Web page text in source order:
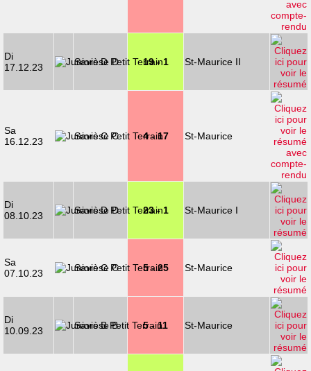
Di
17.12.23
Savièse D 19 - 1 St-Maurice II
Sa
16.12.23
Savièse C 4 - 17 St-Maurice
Di
08.10.23
Savièse D 23 - 1 St-Maurice I
Sa
07.10.23
Savièse C 5 - 25 St-Maurice
Di
10.09.23
Savièse B 5 - 11 St-Maurice